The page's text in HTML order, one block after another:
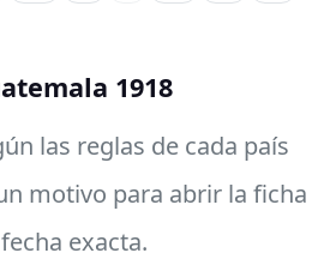
1918
las reglas de cada país
motivo para abrir la ficha
exacta.